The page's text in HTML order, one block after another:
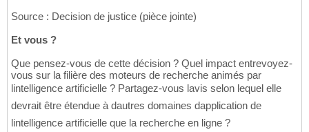
Source : Decision de justice (pièce jointe)
Et vous ?
Que pensez-vous de cette décision ? Quel impact entrevoyez-
vous sur la filière des moteurs de recherche animés par
lintelligence artificielle ? Partagez-vous lavis selon lequel elle
devrait être étendue à dautres domaines dapplication de
lintelligence artificielle que la recherche en ligne ?